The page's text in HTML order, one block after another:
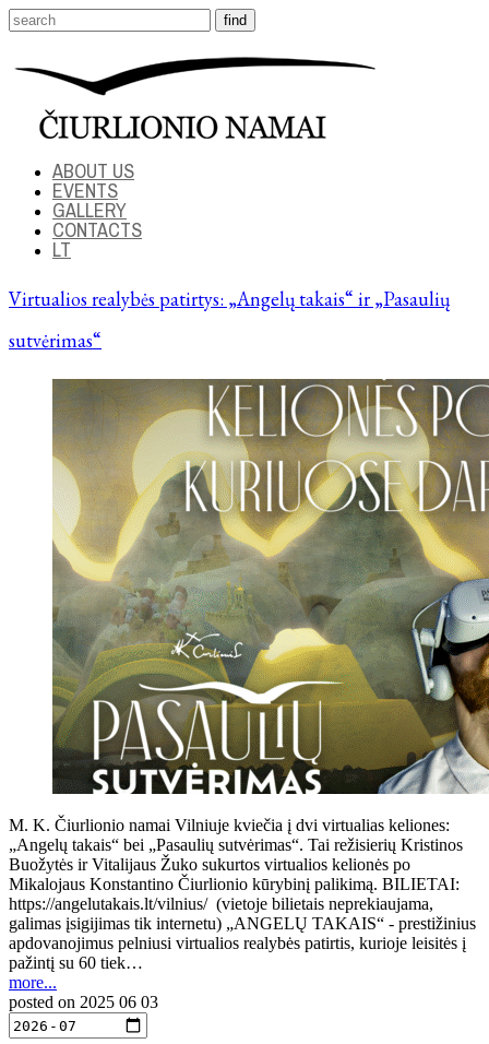
ABOUT US
EVENTS
GALLERY
CONTACTS
LT
Virtualios realybės patirtys: „Angelų takais“ ir „Pasaulių
sutvėrimas“
M. K. Čiurlionio namai Vilniuje kviečia į dvi virtualias keliones:
„Angelų takais“ bei „Pasaulių sutvėrimas“. Tai režisierių Kristinos
Buožytės ir Vitalijaus Žuko sukurtos virtualios kelionės po
Mikalojaus Konstantino Čiurlionio kūrybinį palikimą. BILIETAI:
https://angelutakais.lt/vilnius/ (vietoje bilietais neprekiaujama,
galimas įsigijimas tik internetu) „ANGELŲ TAKAIS“ - prestižinius
apdovanojimus pelniusi virtualios realybės patirtis, kurioje leisitės į
pažintį su 60 tiek…
more...
posted on 2025 06 03